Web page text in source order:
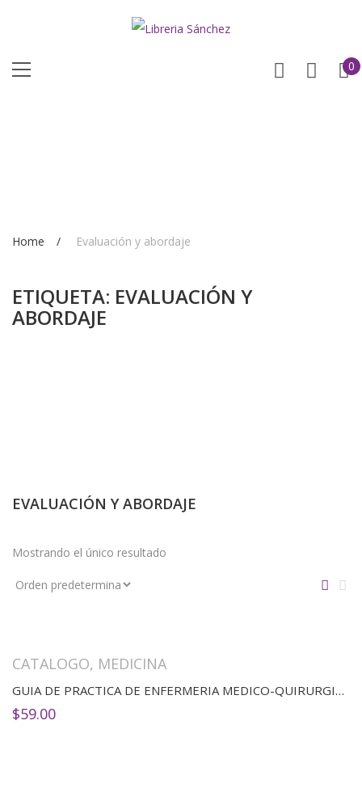
0
Home Evaluación y abordaje
ETIQUETA: EVALUACIÓN Y
ABORDAJE
EVALUACIÓN Y ABORDAJE
Mostrando el único resultado
CATALOGO, MEDICINA
GUIA DE PRACTICA DE ENFERMERIA MEDICO-QUIRURGICA 10 ED
$59.00